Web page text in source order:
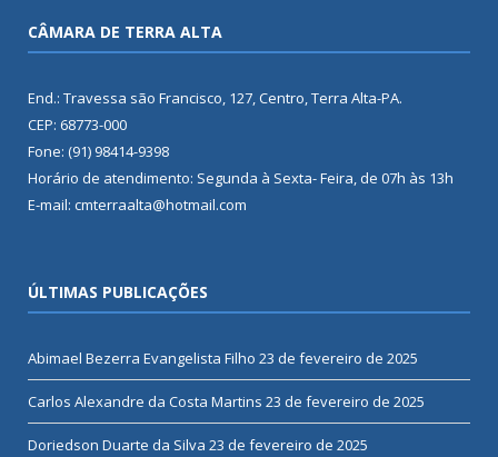
CÂMARA DE TERRA ALTA
End.: Travessa são Francisco, 127, Centro, Terra Alta-PA.
CEP: 68773-000
Fone: (91) 98414-9398
Horário de atendimento: Segunda à Sexta- Feira, de 07h às 13h
E-mail: cmterraalta@hotmail.com
ÚLTIMAS PUBLICAÇÕES
Abimael Bezerra Evangelista Filho 23 de fevereiro de 2025
Carlos Alexandre da Costa Martins 23 de fevereiro de 2025
Doriedson Duarte da Silva 23 de fevereiro de 2025